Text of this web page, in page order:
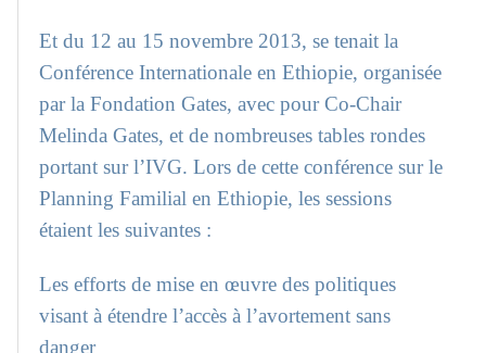
Et du 12 au 15 novembre 2013, se tenait la
Conférence Internationale en Ethiopie, organisée
par la Fondation Gates, avec pour Co-Chair
Melinda Gates, et de nombreuses tables rondes
portant sur l’IVG. Lors de cette conférence sur le
Planning Familial en Ethiopie, les sessions
étaient les suivantes :
Les efforts de mise en œuvre des politiques
visant à étendre l’accès à l’avortement sans
danger